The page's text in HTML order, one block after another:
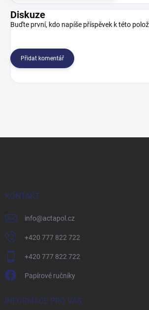
Diskuze
Buďte první, kdo napíše příspěvek k této
Přidat komentář
KONTAKT
info@actapol.cz
+420 777 822 722
+420 777 822 722
Papírové ručníky
INFORMACE PRO VÁS